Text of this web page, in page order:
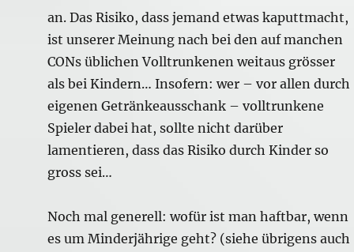
an. Das Risiko, dass jemand etwas kaputtmacht,
ist unserer Meinung nach bei den auf manchen
CONs üblichen Volltrunkenen weitaus grösser
als bei Kindern… Insofern: wer – vor allen durch
eigenen Getränkeausschank – volltrunkene
Spieler dabei hat, sollte nicht darüber
lamentieren, dass das Risiko durch Kinder so
gross sei…
Noch mal generell: wofür ist man haftbar, wenn
es um Minderjährige geht? (siehe übrigens auch